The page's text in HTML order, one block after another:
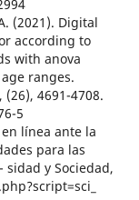
(2021). Digital
according to
with anova
ranges.
4691-4708.
5
en línea ante la
para las
sidad y Sociedad,